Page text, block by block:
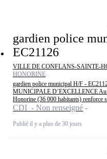
gardien police
EC21126
VILLE DE CONFLANS-SAINTE-
HONORINE
gardien police municipal H/F -
MUNICIPALE D’EXCELLENCE Au
Honorine (36 000 habitants) renforce
CDI - Non renseigné
Publié il y a plus de 30 jours